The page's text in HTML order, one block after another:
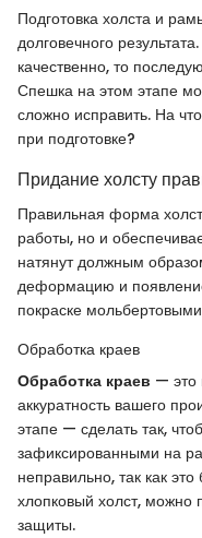
Подготовка холста и
долговечного
качественно, то
Спешка на этом этапе
сложно исправить. На
при подготовке?
Придание холсту
Правильная форма
работы, но и
натянут должным
деформацию и
покраске
Обработка краев
Обработка краев — это
аккуратность вашего
этапе — сделать так,
зафиксированными на
неправильно, так как
хлопковый холст, можно
защиты.